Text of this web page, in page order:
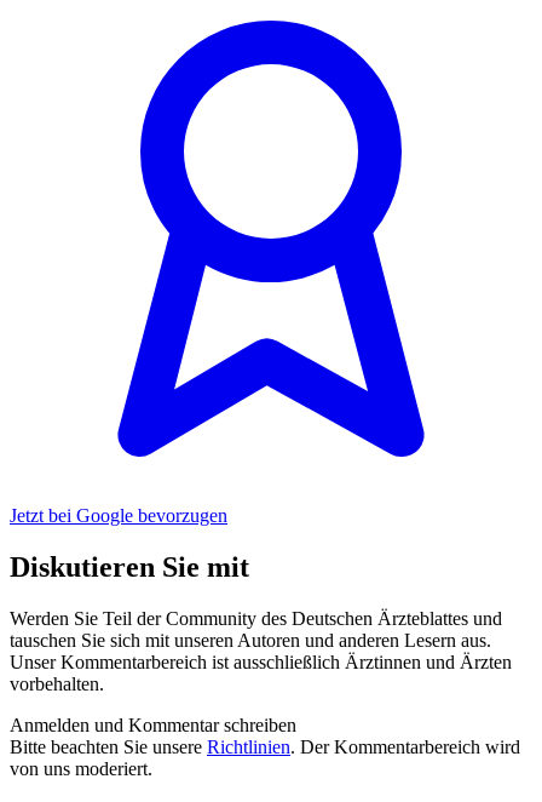
Jetzt bei Google bevorzugen
Diskutieren Sie mit
Werden Sie Teil der Community des Deutschen Ärzteblattes und
tauschen Sie sich mit unseren Autoren und anderen Lesern aus.
Unser Kommentarbereich ist ausschließlich Ärztinnen und Ärzten
vorbehalten.
Anmelden und Kommentar schreiben
Bitte beachten Sie unsere Richtlinien. Der Kommentarbereich wird
von uns moderiert.